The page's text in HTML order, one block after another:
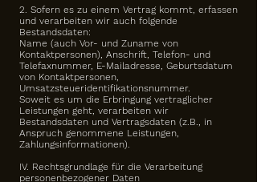
2. Sofern es zu einem Vertrag kommt, erfassen
und verarbeiten wir auch folgende
Bestandsdaten:
Name (auch Vor- und Zuname von
Kontaktpersonen), Anschrift, Telefon- und
Telefaxnummer, E-Mailadresse, Geburtsdatum
von Kontaktpersonen,
Umsatzsteueridentifikationsnummer.
Soweit es um die Erbringung vertraglicher
Leistungen geht, verarbeiten wir
Bestandsdaten und Vertragsdaten (z.B., in
Anspruch genommene Leistungen,
Zahlungsinformationen).
IV. Rechtsgrundlage für die Verarbeitung
personenbezogener Daten